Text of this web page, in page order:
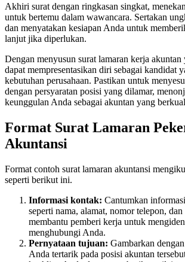
Akhiri surat dengan ringkasan singkat,
untuk bertemu dalam wawancara. Sertakan
dan menyatakan kesiapan Anda untuk
lanjut jika diperlukan.
Dengan menyusun surat lamaran kerja
dapat mempresentasikan diri sebagai kandidat
kebutuhan perusahaan. Pastikan untuk
dengan persyaratan posisi yang dilamar,
keunggulan Anda sebagai akuntan yang
Format Surat Lamaran
Akuntansi
Format contoh surat lamaran akuntansi
seperti berikut ini.
Informasi kontak: Cantumkan
seperti nama, alamat, nomor telepon,
membantu pemberi kerja untuk
menghubungi Anda.
Pernyataan tujuan: Gambarkan
Anda tertarik pada posisi akuntan